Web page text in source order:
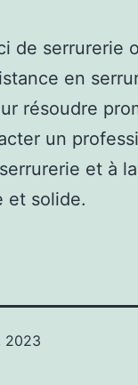
de serrurerie
en
résoudre
un
et à
et solide.
2023